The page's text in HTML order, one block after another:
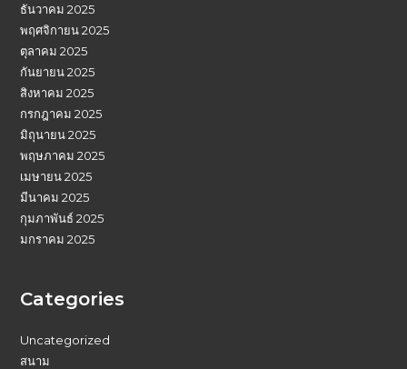
ธันวาคม 2025
พฤศจิกายน 2025
ตุลาคม 2025
กันยายน 2025
สิงหาคม 2025
กรกฎาคม 2025
มิถุนายน 2025
พฤษภาคม 2025
เมษายน 2025
มีนาคม 2025
กุมภาพันธ์ 2025
มกราคม 2025
Categories
Uncategorized
สนาม